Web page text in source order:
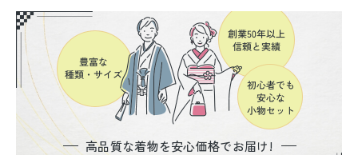
高品質な着物を安心価格でお届け!